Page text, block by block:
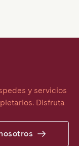
y servicios
Disfruta